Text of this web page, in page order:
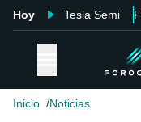
Hoy Tesla Semi
Inicio Noticias